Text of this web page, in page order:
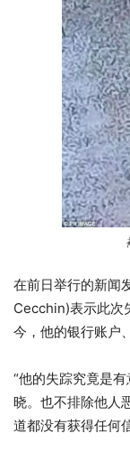
在前日举行的新闻
Cecchin)表示此次
今，他的银行账户
“他的失踪究竟是
晓。也不排除他人
道都没有获得任何